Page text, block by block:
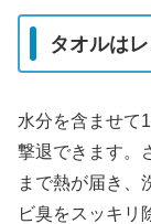
タオルは
水分を含ませて
撃退できます。
まで熱が届き、
ビ臭をスッキリ